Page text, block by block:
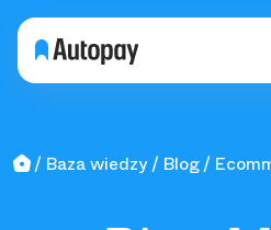
Baza wiedzy Blog